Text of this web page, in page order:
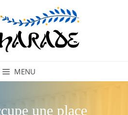
MENU
une place